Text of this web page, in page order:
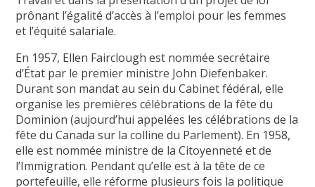
prônant l’égalité d’accès à l’emploi pour les femmes
et l’équité salariale.
En 1957, Ellen Fairclough est nommée secrétaire
d’État par le premier ministre John Diefenbaker.
Durant son mandat au sein du Cabinet fédéral, elle
organise les premières célébrations de la fête du
Dominion (aujourd’hui appelées les célébrations de la
fête du Canada sur la colline du Parlement). En 1958,
elle est nommée ministre de la Citoyenneté et de
l’Immigration. Pendant qu’elle est à la tête de ce
portefeuille, elle réforme plusieurs fois la politique